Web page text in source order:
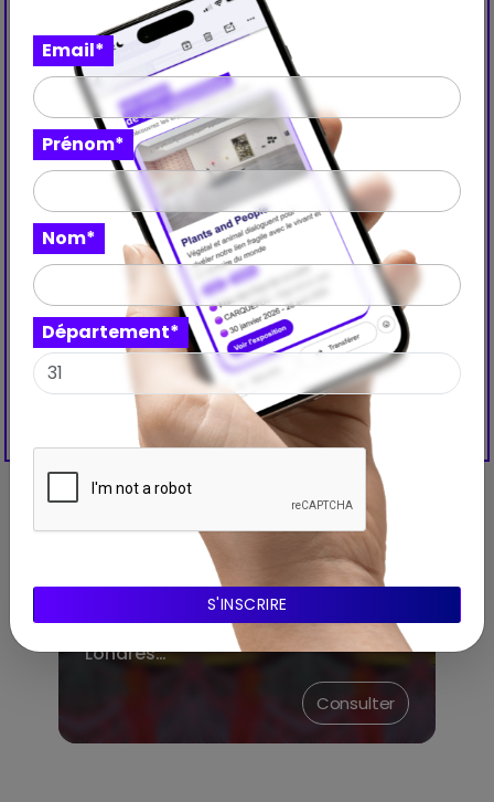
A propos de l'expo
ARTU WEEKLY #13.AOÛT.25 : Palais
de Tokyo à ciel ouvert, secrets
millénaires révélés, Warhol à
Londres…
Consulter
Email*
Prénom*
Nom*
Département*